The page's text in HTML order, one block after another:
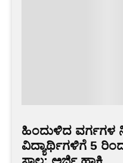
ಹಿಂದುಳಿದ ವರ್ಗಗಳ
ವಿದ್ಯಾರ್ಥಿಗಳಿಗೆ 5
ಸಾಲ: ಅರ್ಜಿ ಹಾಕಿ